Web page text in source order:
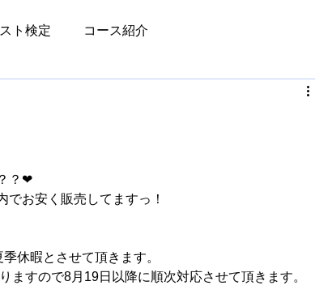
ト検定 コース紹介
？❤
お安く販売してますっ！
休暇とさせて頂きます。
ますので8月19日以降に順次対応させて頂きます。